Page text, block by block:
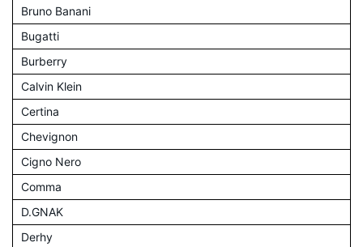
Bruno Banani
Bugatti
Burberry
Calvin Klein
Certina
Chevignon
Cigno Nero
Comma
D.GNAK
Derhy